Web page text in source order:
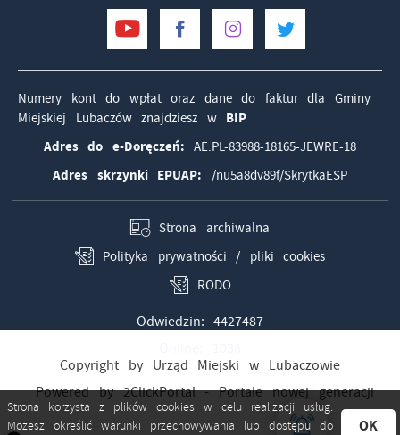
Numery kont do wpłat oraz dane do faktur dla Gminy
Miejskiej Lubaczów znajdziesz w BIP
Adres do e-Doręczeń: AE:PL-83988-18165-JEWRE-18
Adres skrzynki EPUAP: /nu5a8dv89f/SkrytkaESP
Strona archiwalna
Polityka prywatności / pliki cookies
RODO
Odwiedzin: 4427487
Copyright by Urząd Miejski w Lubaczowie
Powered by2ClickPortal- Portale nowej generacji
Strona korzysta z plików cookies w celu realizacji usług.
Możesz określić warunki przechowywania lub dostępu do
OK